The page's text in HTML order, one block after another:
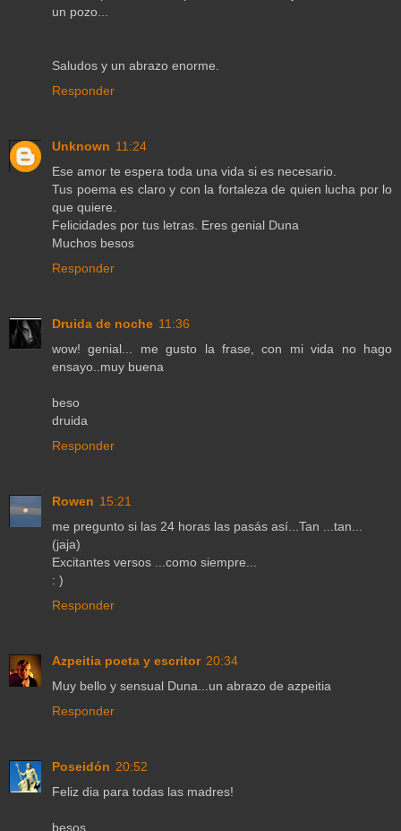
un pozo...
Saludos y un abrazo enorme.
Responder
Unknown 11:24
Ese amor te espera toda una vida si es necesario.
Tus poema es claro y con la fortaleza de quien lucha por lo
que quiere.
Felicidades por tus letras. Eres genial Duna
Muchos besos
Responder
Druida de noche 11:36
wow! genial... me gusto la frase, con mi vida no hago
ensayo..muy buena
beso
druida
Responder
Rowen 15:21
me pregunto si las 24 horas las pasás así...Tan ...tan...
(jaja)
Excitantes versos ...como siempre...
: )
Responder
Azpeitia poeta y escritor 20:34
Muy bello y sensual Duna...un abrazo de azpeitia
Responder
Poseidón 20:52
Feliz dia para todas las madres!
besos